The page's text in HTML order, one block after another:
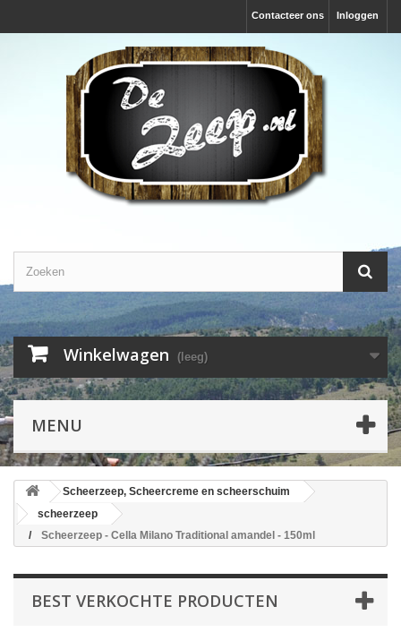
Inloggen
Contacteer ons
Winkelwagen (leeg)
MENU
Scheerzeep, Scheercreme en scheerschuim
scheerzeep
Scheerzeep - Cella Milano Traditional amandel - 150ml
BEST VERKOCHTE PRODUCTEN